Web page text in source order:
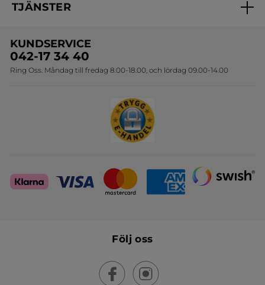
Online prislista
Erbjudanden
Travelsize
Sets
TJÄNSTER
Onlineprislista för postorder
KUNDSERVICE
042-17 34 40
Ring Oss. Måndag till fredag 8.00-18.00, och lördag 09.00-14.00
Följ oss